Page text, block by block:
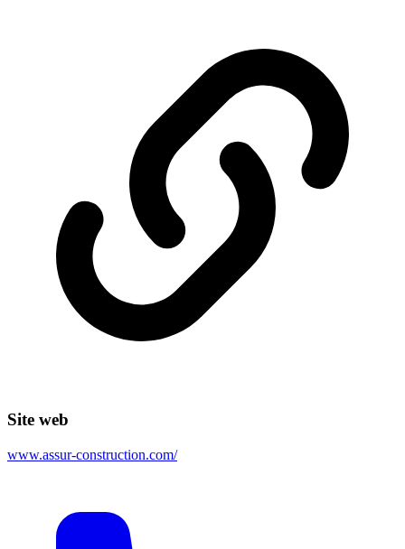
Site web
www.assur-construction.com/